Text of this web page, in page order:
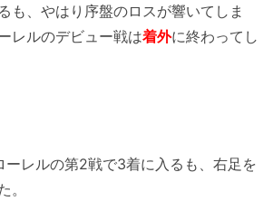
も、やはり序盤のロスが響いてしま
レルのデビュー戦は着外に終わってし
ーレルの第2戦で3着に入るも、右足を
。